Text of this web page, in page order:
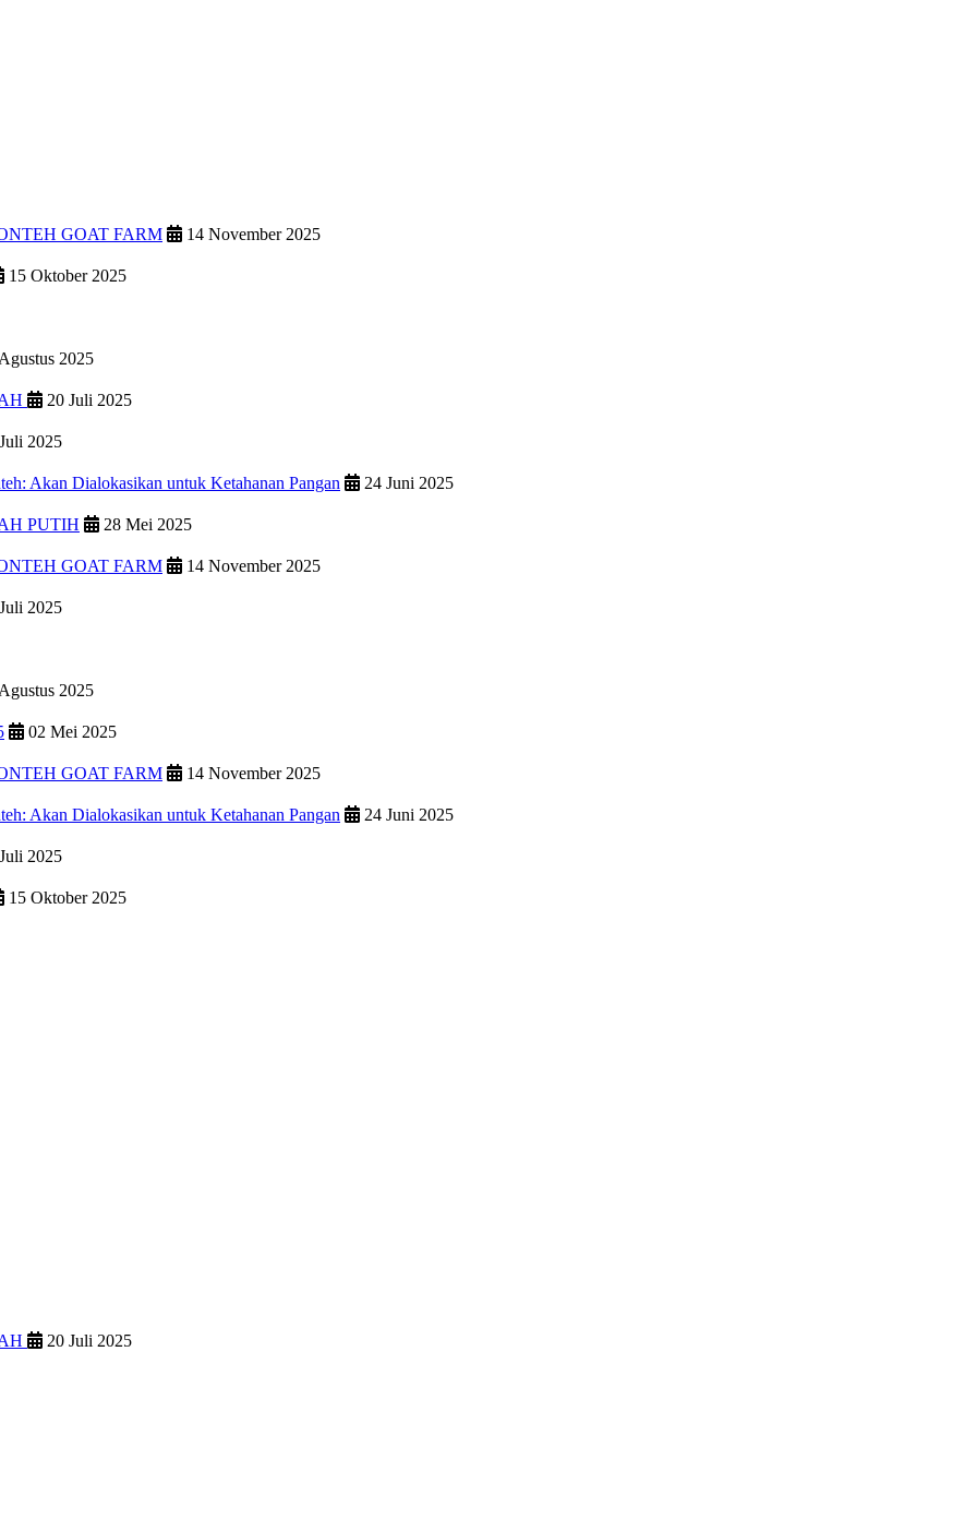
GOAT FARM 14 November 2025
15 Oktober 2025
2025
20 Juli 2025
2025
Akan Dialokasikan untuk Ketahanan Pangan 24 Juni 2025
PUTIH 28 Mei 2025
GOAT FARM 14 November 2025
2025
2025
02 Mei 2025
GOAT FARM 14 November 2025
Akan Dialokasikan untuk Ketahanan Pangan 24 Juni 2025
2025
15 Oktober 2025
20 Juli 2025